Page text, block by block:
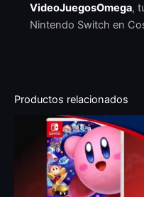
VideoJuegosOmega,
Nintendo Switch en
Productos relacionados